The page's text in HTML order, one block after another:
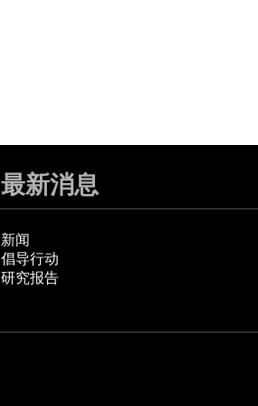
最新消息
新闻
倡导行动
研究报告